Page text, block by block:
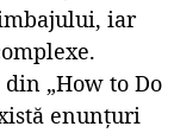
iar
„How to Do
enunțuri